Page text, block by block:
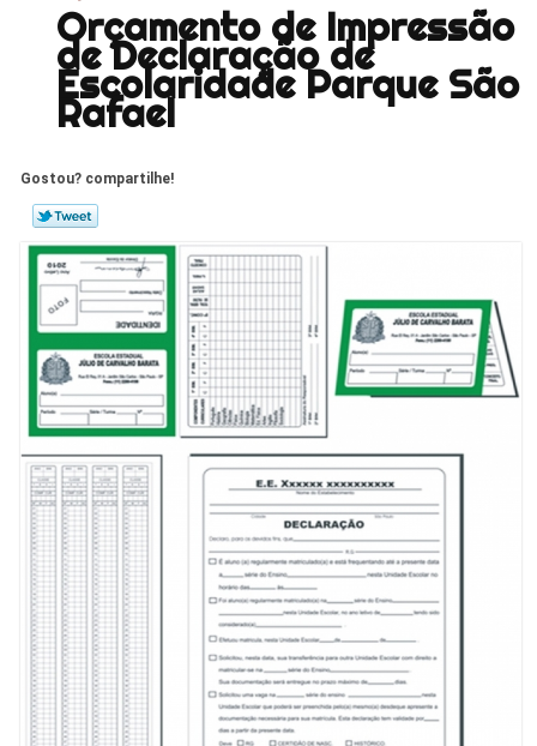
Orçamento de Impressão
de Declaração de
Escolaridade Parque São
Rafael
Gostou? compartilhe!